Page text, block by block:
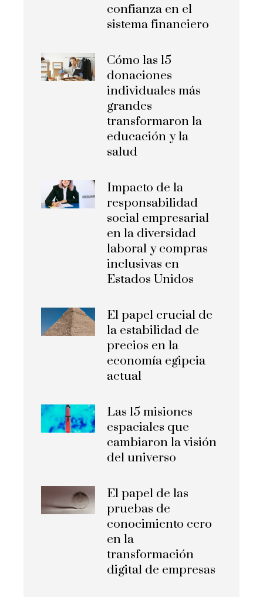
confianza en el
sistema financiero
Cómo las 15
donaciones
individuales más
grandes
transformaron la
educación y la
salud
Impacto de la
responsabilidad
social empresarial
en la diversidad
laboral y compras
inclusivas en
Estados Unidos
El papel crucial de
la estabilidad de
precios en la
economía egipcia
actual
Las 15 misiones
espaciales que
cambiaron la visión
del universo
El papel de las
pruebas de
conocimiento cero
en la
transformación
digital de empresas